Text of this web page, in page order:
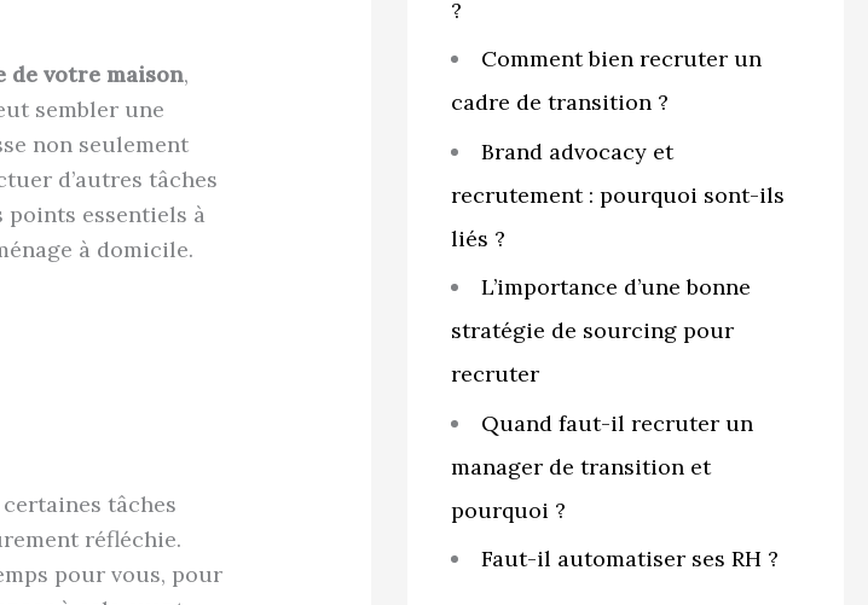
de votre maison,
sembler une
non seulement
d’autres tâches
points essentiels à
à domicile.
tâches
réfléchie.
pour vous, pour
?
Comment bien recruter un
cadre de transition ?
Brand advocacy et
recrutement : pourquoi sont-ils
liés ?
L’importance d’une bonne
stratégie de sourcing pour
recruter
Quand faut-il recruter un
manager de transition et
pourquoi ?
Faut-il automatiser ses RH ?